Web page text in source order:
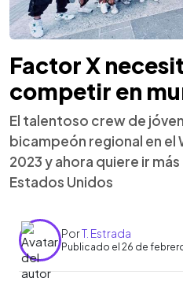
Factor X
competir en
El talentoso crew de
bicampeón regional en el
2023 y ahora quiere ir
Estados Unidos
PorT. Estrada
Publicado el 26 de